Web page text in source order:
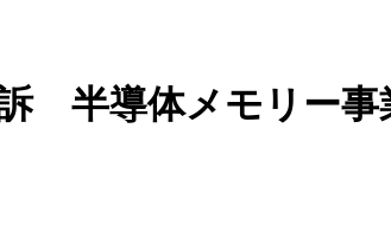
半導体メモリー事